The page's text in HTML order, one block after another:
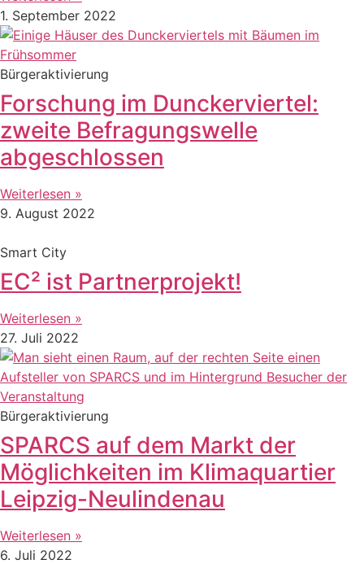
1. September 2022
Bürgeraktivierung
Forschung im Dunckerviertel:
zweite Befragungswelle
abgeschlossen
Weiterlesen »
9. August 2022
Smart City
EC² ist Partnerprojekt!
Weiterlesen »
27. Juli 2022
Bürgeraktivierung
SPARCS auf dem Markt der
Möglichkeiten im Klimaquartier
Leipzig-Neulindenau
Weiterlesen »
6. Juli 2022